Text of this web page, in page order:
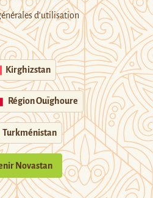
d’utilisation
Kirghizstan
Région Ouïghoure
Turkménistan
Novastan